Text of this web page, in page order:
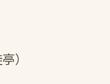
）